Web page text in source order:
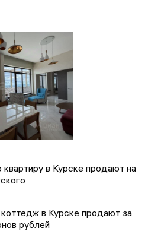
в Курске продают на
в Курске продают за
рублей